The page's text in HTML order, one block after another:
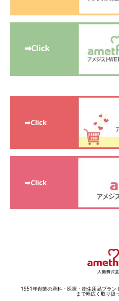
➡Click
➡Click
➡Click
1951年創業の産科・医療・衛生用品ブラ
まで幅広く取り扱